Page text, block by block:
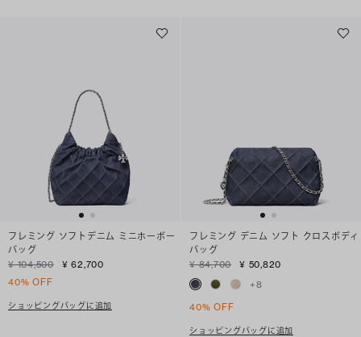
フレミング ソフトデニム ミニホーボー
バッグ
¥ 104,500
¥ 62,700
40% OFF
ショッピングバッグに追加
フレミング デニム ソフト クロスボディ
バッグ
¥ 84,700
¥ 50,820
+8
40% OFF
ショッピングバッグに追加